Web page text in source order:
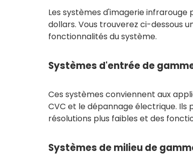
Les systèmes d'imagerie infrarouge
dollars. Vous trouverez ci-dessous
fonctionnalités du système.
Systèmes d'entrée de
Ces systèmes conviennent aux
CVC et le dépannage électrique.
résolutions plus faibles et des
Systèmes de milieu de